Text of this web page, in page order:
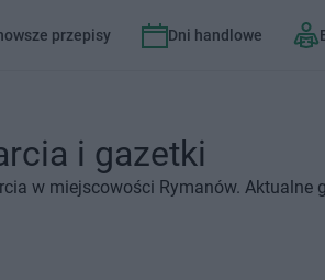
przepisy Dni handlowe
i gazetki
w miejscowości Rymanów. Aktualne